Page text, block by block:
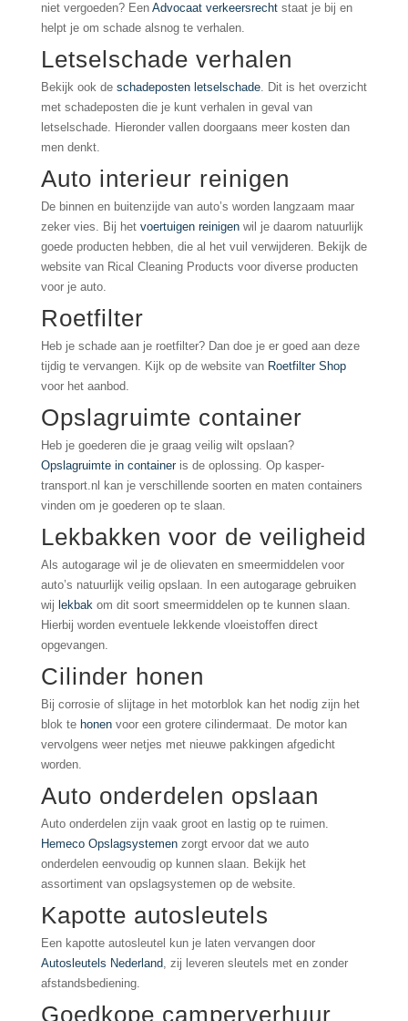
niet vergoeden? Een Advocaat verkeersrechtstaat je bij en
helpt je om schade alsnog te verhalen.
Letselschade verhalen
Bekijk ook de schadeposten letselschade. Dit is het overzicht
met schadeposten die je kunt verhalen in geval van
letselschade. Hieronder vallen doorgaans meer kosten dan
men denkt.
Auto interieur reinigen
De binnen en buitenzijde van auto’s worden langzaam maar
zeker vies. Bij het voertuigen reinigenwil je daarom natuurlijk
goede producten hebben, die al het vuil verwijderen. Bekijk de
website van Rical Cleaning Products voor diverse producten
voor je auto.
Roetfilter
Heb je schade aan je roetfilter? Dan doe je er goed aan deze
tijdig te vervangen. Kijk op de website van Roetfilter Shop
voor het aanbod.
Opslagruimte container
Heb je goederen die je graag veilig wilt opslaan?
Opslagruimte in containeris de oplossing. Op kasper-
transport.nl kan je verschillende soorten en maten containers
vinden om je goederen op te slaan.
Lekbakken voor de veiligheid
Als autogarage wil je de olievaten en smeermiddelen voor
auto’s natuurlijk veilig opslaan. In een autogarage gebruiken
wij lekbakom dit soort smeermiddelen op te kunnen slaan.
Hierbij worden eventuele lekkende vloeistoffen direct
opgevangen.
Cilinder honen
Bij corrosie of slijtage in het motorblok kan het nodig zijn het
blok te honenvoor een grotere cilindermaat. De motor kan
vervolgens weer netjes met nieuwe pakkingen afgedicht
worden.
Auto onderdelen opslaan
Auto onderdelen zijn vaak groot en lastig op te ruimen.
Hemeco Opslagsystemenzorgt ervoor dat we auto
onderdelen eenvoudig op kunnen slaan. Bekijk het
assortiment van opslagsystemen op de website.
Kapotte autosleutels
Een kapotte autosleutel kun je laten vervangen door
Autosleutels Nederland, zij leveren sleutels met en zonder
afstandsbediening.
Goedkope camperverhuur